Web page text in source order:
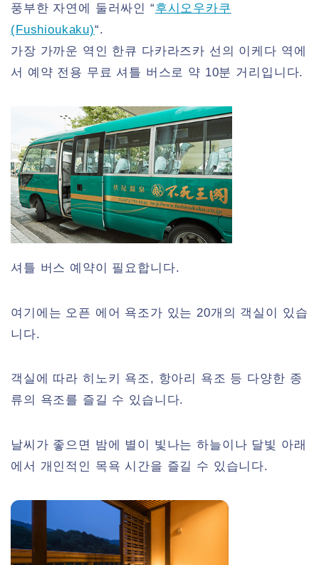
풍부한 자연에 둘러싸인 “후시오우카쿠
(Fushioukaku)“.
가장 가까운 역인 한큐 다카라즈카 선의 이케다 역에
서 예약 전용 무료 셔틀 버스로 약 10분 거리입니다.
셔틀 버스 예약이 필요합니다.
여기에는 오픈 에어 욕조가 있는 20개의 객실이 있습
니다.
객실에 따라 히노키 욕조, 항아리 욕조 등 다양한 종
류의 욕조를 즐길 수 있습니다.
날씨가 좋으면 밤에 별이 빛나는 하늘이나 달빛 아래
에서 개인적인 목욕 시간을 즐길 수 있습니다.